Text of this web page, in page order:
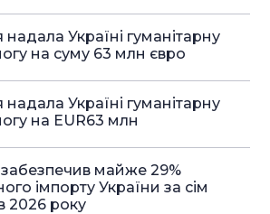
надала Україні гуманітарну
на суму 63 млн євро
надала Україні гуманітарну
на EUR63 млн
майже 29%
імпорту України за сім
2026 року